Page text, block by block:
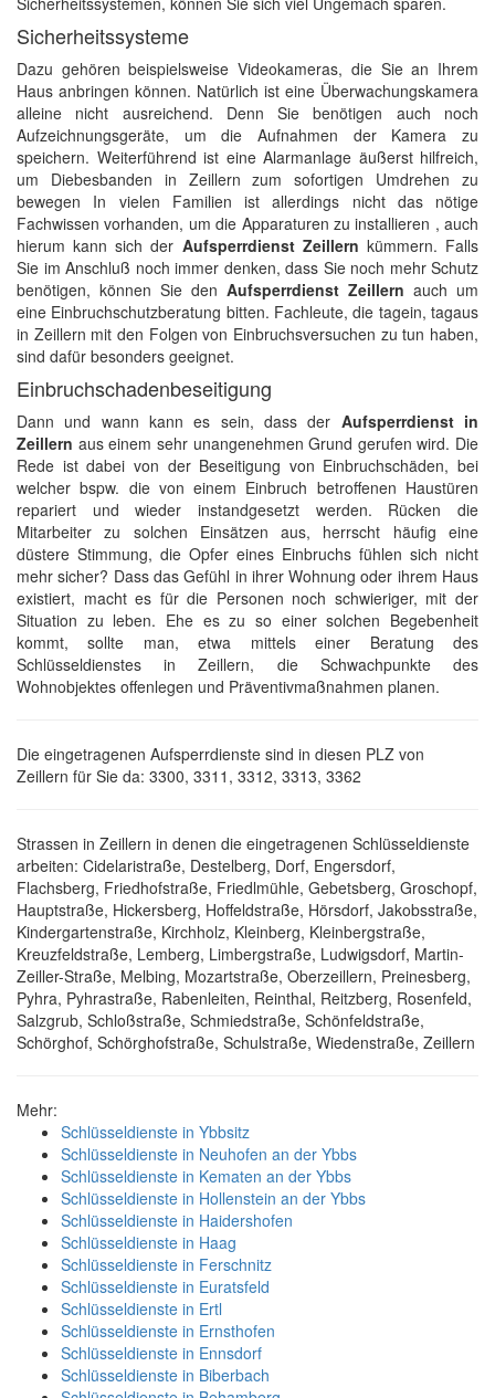
Sicherheitssysteme
Dazu gehören beispielsweise Videokameras, die Sie an Ihrem
Haus anbringen können. Natürlich ist eine Überwachungskamera
alleine nicht ausreichend. Denn Sie benötigen auch noch
Aufzeichnungsgeräte, um die Aufnahmen der Kamera zu
speichern. Weiterführend ist eine Alarmanlage äußerst hilfreich,
um Diebesbanden in Zeillern zum sofortigen Umdrehen zu
bewegen In vielen Familien ist allerdings nicht das nötige
Fachwissen vorhanden, um die Apparaturen zu installieren , auch
hierum kann sich der Aufsperrdienst Zeillern kümmern. Falls
Sie im Anschluß noch immer denken, dass Sie noch mehr Schutz
benötigen, können Sie den Aufsperrdienst Zeillern auch um
eine Einbruchschutzberatung bitten. Fachleute, die tagein, tagaus
in Zeillern mit den Folgen von Einbruchsversuchen zu tun haben,
sind dafür besonders geeignet.
Einbruchschadenbeseitigung
Dann und wann kann es sein, dass der Aufsperrdienst in
Zeillern aus einem sehr unangenehmen Grund gerufen wird. Die
Rede ist dabei von der Beseitigung von Einbruchschäden, bei
welcher bspw. die von einem Einbruch betroffenen Haustüren
repariert und wieder instandgesetzt werden. Rücken die
Mitarbeiter zu solchen Einsätzen aus, herrscht häufig eine
düstere Stimmung, die Opfer eines Einbruchs fühlen sich nicht
mehr sicher? Dass das Gefühl in ihrer Wohnung oder ihrem Haus
existiert, macht es für die Personen noch schwieriger, mit der
Situation zu leben. Ehe es zu so einer solchen Begebenheit
kommt, sollte man, etwa mittels einer Beratung des
Schlüsseldienstes in Zeillern, die Schwachpunkte des
Wohnobjektes offenlegen und Präventivmaßnahmen planen.
Die eingetragenen Aufsperrdienste sind in diesen PLZ von
Zeillern für Sie da: 3300, 3311, 3312, 3313, 3362
Strassen in Zeillern in denen die eingetragenen Schlüsseldienste
arbeiten: Cidelaristraße, Destelberg, Dorf, Engersdorf,
Flachsberg, Friedhofstraße, Friedlmühle, Gebetsberg, Groschopf,
Hauptstraße, Hickersberg, Hoffeldstraße, Hörsdorf, Jakobsstraße,
Kindergartenstraße, Kirchholz, Kleinberg, Kleinbergstraße,
Kreuzfeldstraße, Lemberg, Limbergstraße, Ludwigsdorf, Martin-
Zeiller-Straße, Melbing, Mozartstraße, Oberzeillern, Preinesberg,
Pyhra, Pyhrastraße, Rabenleiten, Reinthal, Reitzberg, Rosenfeld,
Salzgrub, Schloßstraße, Schmiedstraße, Schönfeldstraße,
Schörghof, Schörghofstraße, Schulstraße, Wiedenstraße, Zeillern
Mehr:
Schlüsseldienste in Ybbsitz
Schlüsseldienste in Neuhofen an der Ybbs
Schlüsseldienste in Kematen an der Ybbs
Schlüsseldienste in Hollenstein an der Ybbs
Schlüsseldienste in Haidershofen
Schlüsseldienste in Haag
Schlüsseldienste in Ferschnitz
Schlüsseldienste in Euratsfeld
Schlüsseldienste in Ertl
Schlüsseldienste in Ernsthofen
Schlüsseldienste in Ennsdorf
Schlüsseldienste in Biberbach